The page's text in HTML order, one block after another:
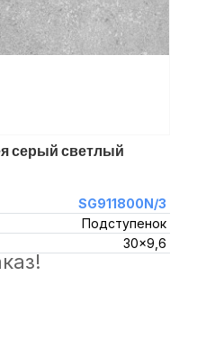
серый светлый
SG911800N/3
Подступенок
30x9,6